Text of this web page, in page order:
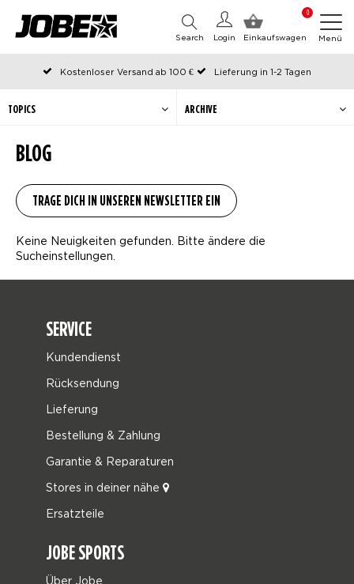
0
Einkaufswagen
Login
Search Menü
Kostenloser Versand ab 100 €
Lieferung in 1-2 Tagen
An Werktagen vor 12:00 Uhr bestellt, noch am selben Tag versendet
Zahlen Sie später oder in Teilen
BLOG
TOPICS ARCHIVE
Keine Neuigkeiten gefunden. Bitte ändere die
Sucheinstellungen.
SERVICE
Kundendienst
Rücksendung
Lieferung
Bestellung & Zahlung
Garantie & Reparaturen
Stores in deiner nähe
Ersatzteile
JOBE SPORTS
Über Jobe